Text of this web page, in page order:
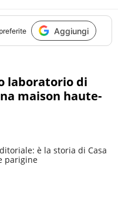
Aggiungi
laboratorio di
maison haute-
è la storia di Casa
parigine